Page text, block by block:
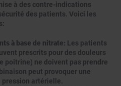
à des contre-indications
des patients. Voici les
à base de nitrate: Les patients
prescrits pour des douleurs
poitrine) ne doivent pas prendre
peut provoquer une
pression artérielle.